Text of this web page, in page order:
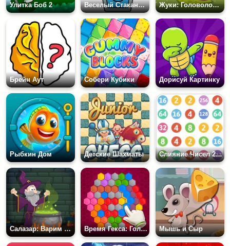
Улитка Боб 2 Веселый Стаканчик Жуки: Головоломка
Брейн Аут Собери Кубики Дорисуй Картинку
Рыбкин Дом Детские Шахматы Слияние Чисел 2048
Салазар: Варим Зелье Время Гекса: Головоломка Мышь и Сыр